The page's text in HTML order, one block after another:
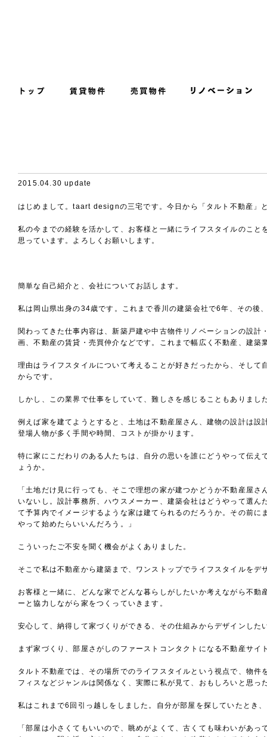
2015.04.30 update
はじめまして。taart designの三宅です。今日から「タルト不動産」
私の今までの経験を活かして、お客様と一緒にライフスタイルのこ
思っています。よろしくお願いします。
簡単な自己紹介と、会社についてお話します。
私は岡山県出身の34歳です。これまで香川の建築会社で6年、その後
関わってきた仕事内容は、新築戸建や中古物件リノベーションの設
画、不動産の賃貸・売買仲介などです。これまで幅広く不動産、建築
理由はライフスタイルについて考えることが好きだったから、そし
からです。
しかし、この業界で仕事をしていて、難しさを感じることもありまし
例えば家を建てようとすると、土地は不動産屋さん、建物の設計は
登場人物が多く手間や時間、コストが掛かります。
特に家にこだわりのある人たちは、自分の思いを誰にどうやって伝
ょうか。
「土地だけ見に行っても、そこで理想の家が建つかどうか不動産屋
いないし。設計事務所、ハウスメーカー、建築会社はどうやって選
て予算内でイメージするような家は建てられるのだろうか。その前
やって始めたらいいんだろう。」
こういったご不安を聞く機会がよくありました。
そこで私は不動産から建築まで、ワンストップでライフスタイルを
お客様と一緒に、どんな家でどんな暮らしがしたいか考えながら不
ーと協力しながら家をつくっていきます。
安心して、納得して家づくりができる、その仕組みからデザインした
まず家づくり、部屋さがしのファーストコンタクトになる不動産サ
タルト不動産では、その場所でのライフスタイルという視点で、物
フィスなどジャンルは関係なく、実際に私が見て、おもしろいと思っ
私はこれまで6回引っ越しをしました。自分が部屋を探していたとき、
「部屋は小さくてもいいので、眺めがよくて、古くても味わいがあ